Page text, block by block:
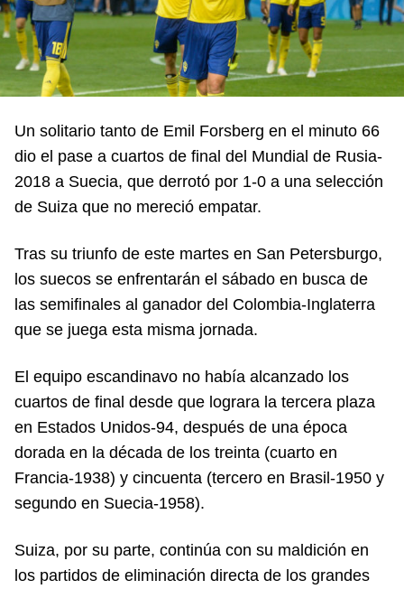
Un solitario tanto de Emil Forsberg en el minuto 66
dio el pase a cuartos de final del Mundial de Rusia-
2018 a Suecia, que derrotó por 1-0 a una selección
de Suiza que no mereció empatar.
Tras su triunfo de este martes en San Petersburgo,
los suecos se enfrentarán el sábado en busca de
las semifinales al ganador del Colombia-Inglaterra
que se juega esta misma jornada.
El equipo escandinavo no había alcanzado los
cuartos de final desde que lograra la tercera plaza
en Estados Unidos-94, después de una época
dorada en la década de los treinta (cuarto en
Francia-1938) y cincuenta (tercero en Brasil-1950 y
segundo en Suecia-1958).
Suiza, por su parte, continúa con su maldición en
los partidos de eliminación directa de los grandes